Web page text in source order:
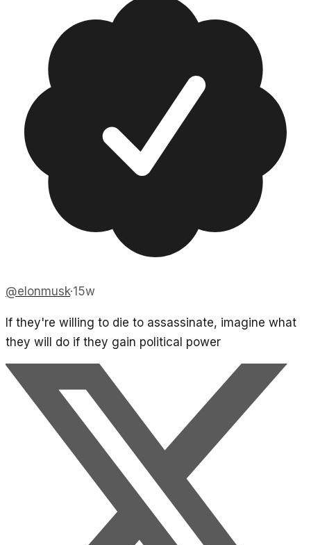
@elonmusk·15w
If they're willing to die to assassinate, imagine what
they will do if they gain political power